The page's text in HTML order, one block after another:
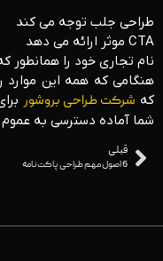
طراحی جلب توجه می کند
CTA موثر ارائه می دهد
نام تجاری خود را
هنگامی که همه این موارد
که شرکت طراحی بروشور
شما آماده دسترسی به
قبلی
6 اصول مهم طراحی پاکت نامه